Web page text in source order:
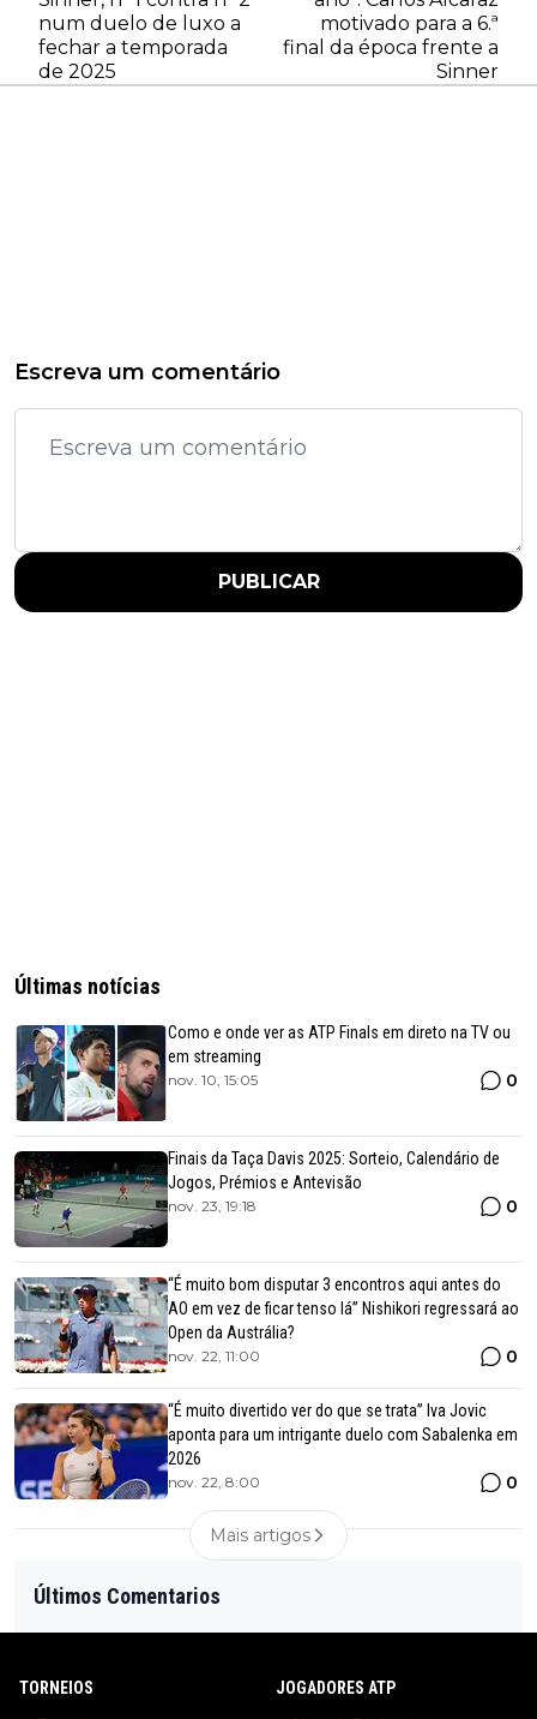
num duelo de luxo a
fechar a temporada
de 2025
motivado para a 6.ª
final da época frente a
Sinner
Escreva um comentário
PUBLICAR
Últimas notícias
Como e onde ver as ATP Finals em direto na TV ou
em streaming
nov. 10, 15:05 0
Finais da Taça Davis 2025: Sorteio, Calendário de
Jogos, Prémios e Antevisão
nov. 23, 19:18 0
“É muito bom disputar 3 encontros aqui antes do
AO em vez de ficar tenso lá” Nishikori regressará ao
Open da Austrália?
nov. 22, 11:00 0
“É muito divertido ver do que se trata” Iva Jovic
aponta para um intrigante duelo com Sabalenka em
2026
nov. 22, 8:00 0
Mais artigos
Últimos Comentarios
TORNEIOS JOGADORES ATP